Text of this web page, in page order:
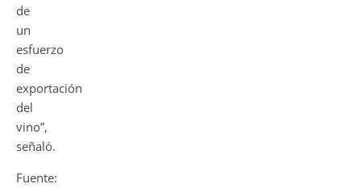
de
un
esfuerzo
de
exportación
del
vino”,
señaló.
Fuente: